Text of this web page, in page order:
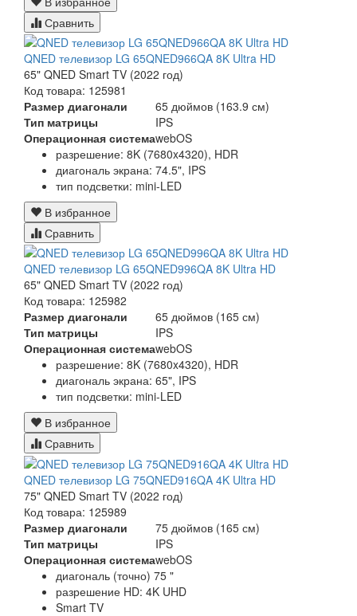
Сравнить
QNED телевизор LG 65QNED966QA 8K Ultra HD
65" QNED Smart TV (2022 год)
Код товара: 125981
Размер диагонали
65 дюймов (163.9 см)
Тип матрицы
IPS
Операционная системаwebOS
разрешение: 8K (7680x4320), HDR
диагональ экрана: 74.5", IPS
тип подсветки: mini-LED
В избранное
Сравнить
QNED телевизор LG 65QNED996QA 8K Ultra HD
65" QNED Smart TV (2022 год)
Код товара: 125982
Размер диагонали
65 дюймов (165 см)
Тип матрицы
IPS
Операционная системаwebOS
разрешение: 8K (7680x4320), HDR
диагональ экрана: 65", IPS
тип подсветки: mini-LED
В избранное
Сравнить
QNED телевизор LG 75QNED916QA 4K Ultra HD
75" QNED Smart TV (2022 год)
Код товара: 125989
Размер диагонали
75 дюймов (165 см)
Тип матрицы
IPS
Операционная системаwebOS
диагональ (точно) 75 "
разрешение HD: 4K UHD
Smart TV